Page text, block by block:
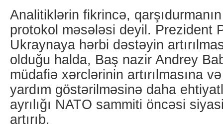
Analitiklərin fikrincə,
protokol məsələsi deyil. Prezident
Ukraynaya hərbi dəstəyin
olduğu halda, Baş nazir Andrey
müdafiə xərclərinin artırılmasına
yardım göstərilməsinə daha
ayrılığı NATO sammiti öncəsi
artırıb.